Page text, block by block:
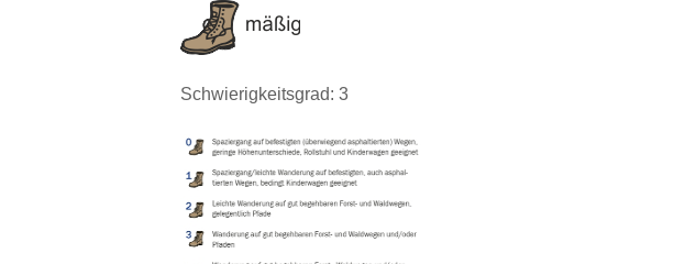
Schwierigkeitsgrad: 3